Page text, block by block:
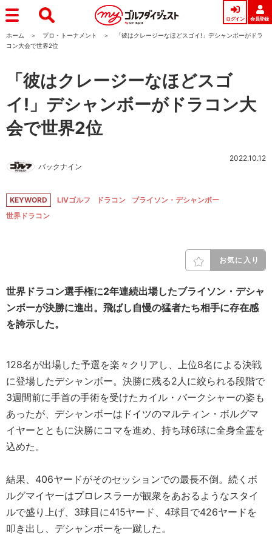
ログイン 会員登録
ホーム プロ・トーナメント
「彼はクレージーなほどスゴイ!」デシャンボーがドラ
コン大会で世界2位
「彼はクレージーなほどスゴ
イ!」デシャンボーがドラコン大
会で世界2位
バックナイン
2022.10.12
KEYWORD LIVゴルフ ドラコン
ブライソン・デシャンボー
世界ドラコン
お気に入り
世界ドラコン選手権に2年連続出場したブライソン・デシャ
ンボーが決勝に進出。飛ばし自慢の猛者たち相手に存在感
を誇示した。
128名が出場した予選を楽々クリアし、上位8名による決戦
に登場したデシャンボー。決勝に残る2人に絞られる段階で
3週間前に手首の手術を受けたカイル・バークシャーの姿も
あったが、デシャンボーはドイツのマルティン・ボルグマ
イヤーとともに決勝にコマを進め、持ち球6球に全身全霊を
込めた。
結果、406ヤードがそのセッションでの最長不倒。続くボ
ルグマイヤーはプロレスラーが観衆をあおるようなスタイ
ルで盛り上げ、3球目に415ヤード、4球目で426ヤードを
叩き出し、デシャンボーを一蹴した。